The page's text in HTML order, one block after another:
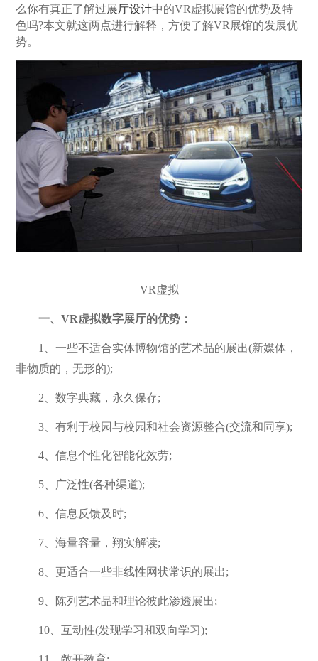
么你有真正了解过展厅设计中的VR虚拟展馆的优势及特
色吗?本文就这两点进行解释，方便了解VR展馆的发展优
势。
VR虚拟
一、VR虚拟数字展厅的优势：
1、一些不适合实体博物馆的艺术品的展出(新媒体，
非物质的，无形的);
2、数字典藏，永久保存;
3、有利于校园与校园和社会资源整合(交流和同享);
4、信息个性化智能化效劳;
5、广泛性(各种渠道);
6、信息反馈及时;
7、海量容量，翔实解读;
8、更适合一些非线性网状常识的展出;
9、陈列艺术品和理论彼此渗透展出;
10、互动性(发现学习和双向学习);